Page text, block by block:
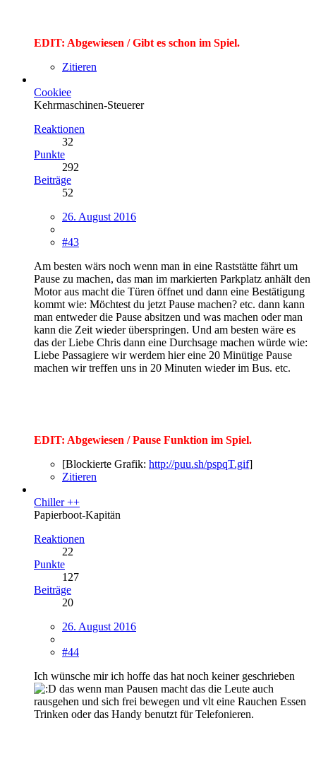
EDIT: Abgewiesen / Gibt es schon im Spiel.
Zitieren
Cookiee
Kehrmaschinen-Steuerer
Reaktionen
32
Punkte
292
Beiträge
52
26. August 2016
#43
Am besten wärs noch wenn man in eine Raststätte fährt um
Pause zu machen, das man im markierten Parkplatz anhält den
Motor aus macht die Türen öffnet und dann eine Bestätigung
kommt wie: Möchtest du jetzt Pause machen? etc. dann kann
man entweder die Pause absitzen und was machen oder man
kann die Zeit wieder überspringen. Und am besten wäre es
das der Liebe Chris dann eine Durchsage machen würde wie:
Liebe Passagiere wir werdem hier eine 20 Minütige Pause
machen wir treffen uns in 20 Minuten wieder im Bus. etc.
EDIT: Abgewiesen / Pause Funktion im Spiel.
[Blockierte Grafik: http://puu.sh/pspqT.gif]
Zitieren
Chiller ++
Papierboot-Kapitän
Reaktionen
22
Punkte
127
Beiträge
20
26. August 2016
#44
Ich wünsche mir ich hoffe das hat noch keiner geschrieben
das wenn man Pausen macht das die Leute auch
rausgehen und sich frei bewegen und vlt eine Rauchen Essen
Trinken oder das Handy benutzt für Telefonieren.